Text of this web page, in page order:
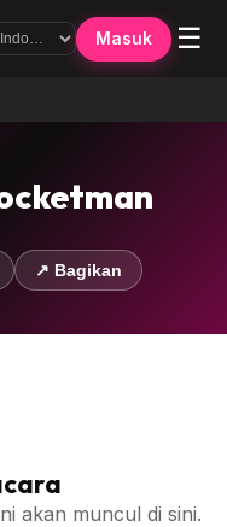
Masuk ☰
↗ Bagikan
akan muncul di sini.